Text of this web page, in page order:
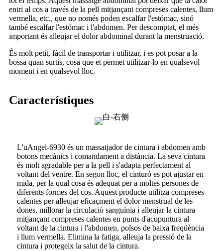
entri al cos a través de la pell mitjançant compreses calentes, llum
vermella, etc., que no només poden escalfar l'estómac, sinó
també escalfar l'estómac i l'abdomen. Per descomptat, el més
important és alleujar el dolor abdominal durant la menstruació.
És molt petit, fàcil de transportar i utilitzar, i es pot posar a la
bossa quan surtis, cosa que et permet utilitzar-lo en qualsevol
moment i en qualsevol lloc.
Característiques
L'uAngel-6930 és un massatjador de cintura i abdomen amb
botons mecànics i comandament a distància. La seva cintura
és molt agradable per a la pell i s'adapta perfectament al
voltant del ventre. En segon lloc, el cinturó es pot ajustar en
mida, per la qual cosa és adequat per a moltes persones de
diferents formes del cos. Aquest producte utilitza compreses
calentes per alleujar eficaçment el dolor menstrual de les
dones, millorar la circulació sanguínia i alleujar la cintura
mitjançant compreses calentes en punts d'acupuntura al
voltant de la cintura i l'abdomen, polsos de baixa freqüència
i llum vermella. Elimina la fatiga, alleuja la pressió de la
cintura i protegeix la salut de la cintura.